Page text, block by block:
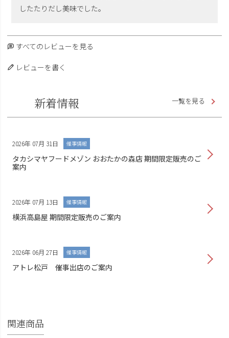
したたりだし美味でした。
すべてのレビューを見る
レビューを書く
新着情報 一覧を見る
2026年 07月 31日 催事情報
タカシマヤフードメゾン おおたかの森店 期間限定販売のご
案内
2026年 07月 13日 催事情報
横浜高島屋 期間限定販売のご案内
2026年 06月 27日 催事情報
アトレ松戸 催事出店のご案内
関連商品